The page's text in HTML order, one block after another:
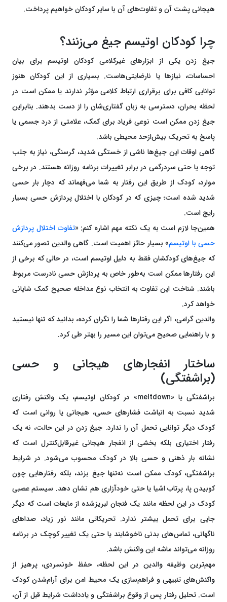
هیجانی پشت آن و تفاوت‌های آن با سایر کودکان خواهیم پرداخت.
چرا کودکان اوتیسم جیغ می‌زنند؟
جیغ زدن یکی از ابزارهای غیرکلامی کودکان اوتیسم برای بیان
احساسات، نیازها یا نارضایتی‌هاست. بسیاری از این کودکان هنوز
توانایی کافی برای برقراری ارتباط کلامی مؤثر ندارند یا ممکن است در
لحظه بحران، دسترسی به زبان گفتاری‌شان را از دست بدهند. بنابراین
جیغ زدن ممکن است نوعی فریاد برای کمک، علامتی از درد جسمی یا
پاسخ به تحریک بیش‌ازحد محیطی باشد.
گاهی اوقات این جیغ‌ها ناشی از خستگی شدید، گرسنگی، نیاز به جلب
توجه یا حتی سردرگمی در برابر تغییرات برنامه روزانه هستند. در برخی
موارد، کودک از طریق این رفتار به شما می‌فهماند که دچار بار حسی
شدید شده است؛ چیزی که در کودکان با اختلال پردازش حسی بسیار
رایج است.
همین‌جا لازم است به یک نکته مهم اشاره کنم: «تفاوت اختلال پردازش
حسی با اوتیسم» بسیار حائز اهمیت است. گاهی والدین تصور می‌کنند
که جیغ‌های کودکشان فقط به دلیل اوتیسم است، در حالی که برخی از
این رفتارها ممکن است به‌طور خاص به پردازش حسی نادرست مربوط
باشند. شناخت این تفاوت به انتخاب نوع مداخله صحیح کمک شایانی
خواهد کرد.
والدین گرامی، اگر این رفتارها شما را نگران کرده، بدانید که تنها نیستید
و با راهنمایی صحیح می‌توان این مسیر را بهتر طی کرد.
ساختار انفجارهای هیجانی و حسی
(براشفتگی)
براشفتگی یا «meltdown» در کودکان اوتیسم، یک واکنش رفتاری
شدید نسبت به انباشت فشارهای حسی، هیجانی یا روانی است که
کودک دیگر توانایی تحمل آن را ندارد. جیغ زدن در این حالت، نه یک
رفتار اختیاری بلکه بخشی از انفجار هیجانی غیرقابل‌کنترل است که
نشانه بار ذهنی و حسی بالا در کودک محسوب می‌شود. در شرایط
براشفتگی، کودک ممکن است نه‌تنها جیغ بزند، بلکه رفتارهایی چون
کوبیدن پا، پرتاب اشیا یا حتی خودآزاری هم نشان دهد. سیستم عصبی
کودک در این لحظه مانند یک فنجان لبریزشده از مایعات است که دیگر
جایی برای تحمل بیشتر ندارد. تحریکاتی مانند نور زیاد، صداهای
ناگهانی، تماس‌های بدنی ناخوشایند یا حتی یک تغییر کوچک در برنامه
روزانه می‌تواند ماشه این واکنش باشد.
مهم‌ترین وظیفه والدین در این لحظه، حفظ خونسردی، پرهیز از
واکنش‌های تنبیهی و فراهم‌سازی یک محیط امن برای آرام‌شدن کودک
است. تحلیل رفتار پس از وقوع براشفتگی و یادداشت شرایط قبل از آن،